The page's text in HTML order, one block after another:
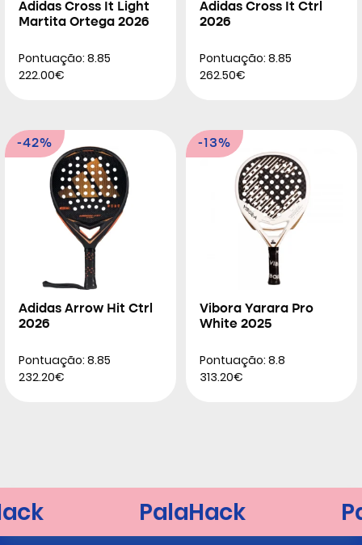
Adidas Cross It Light
Martita Ortega 2026
Pontuação: 8.85
222.00€
Adidas Cross It Ctrl
2026
Pontuação: 8.85
262.50€
-42%
Adidas Arrow Hit Ctrl
2026
Pontuação: 8.85
232.20€
-13%
Vibora Yarara Pro
White 2025
Pontuação: 8.8
313.20€